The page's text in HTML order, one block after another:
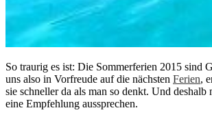
So traurig es ist: Die Sommerferien 2015 sind
uns also in Vorfreude auf die nächsten Ferien,
sie schneller da als man so denkt. Und deshalb
eine Empfehlung aussprechen.